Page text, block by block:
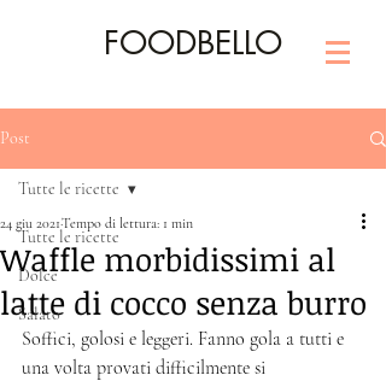
FOODBELLO
Post
Tutte le ricette
Dolce
Salato
Tutte le ricette
Waffle morbidissimi al
latte di cocco senza burro
24 giu 2021Tempo di lettura: 1 min
Soffici, golosi e leggeri. Fanno gola a tutti e
una volta provati difficilmente si